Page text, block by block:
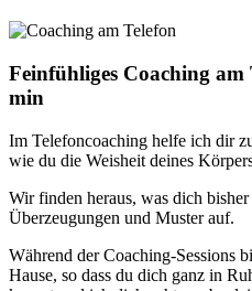
Feinfühliges Coaching am
min
Im Telefoncoaching helfe ich dir
wie du die Weisheit deines
Wir finden heraus, was dich
Überzeugungen und Muster auf.
Während der Coaching-Sessions
Hause, so dass du dich ganz in